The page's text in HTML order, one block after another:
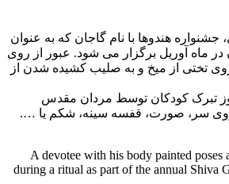
جشنواره هندوها با نام گاجان که به عنوان
در ماه آوریل برگزار می شود. عبور از روی
تختی از میخ و به صلیب کشیده شدن از
تبرک کودکان توسط مردان مقدس
روی سر، صورت، قفسه سینه، شکم یا ….